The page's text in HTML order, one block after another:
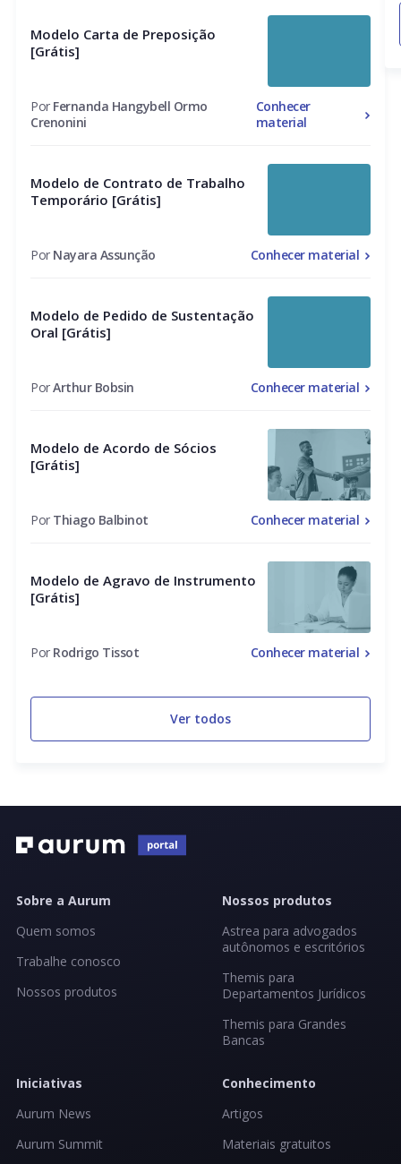
Modelo Carta de Preposição
[Grátis]
Por Fernanda Hangybell Ormo
Crenonini
Conhecer
material
Modelo de Contrato de Trabalho
Temporário [Grátis]
Por Nayara Assunção Conhecer material
Modelo de Pedido de Sustentação
Oral [Grátis]
PorArthur Bobsin Conhecer material
Modelo de Acordo de Sócios
[Grátis]
Por Thiago Balbinot Conhecer material
Modelo de Agravo de Instrumento
[Grátis]
Por Rodrigo Tissot Conhecer material
Ver todos
Sobre a Aurum
Quem somos
Trabalhe conosco
Nossos produtos
Nossos produtos
Astrea para advogados
autônomos e escritórios
Themis para
Departamentos Jurídicos
Themis para Grandes
Bancas
Iniciativas
Aurum News
Aurum Summit
Conhecimento
Artigos
Materiais gratuitos